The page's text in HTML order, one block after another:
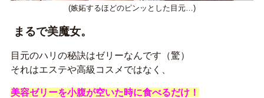
(嫉妬するほどのピンッとした目元…)
まるで美魔女。
目元のハリの秘訣はゼリーなんです（驚）
それはエステや高級コスメではなく、
美容ゼリーを小腹が空いた時に食べるだけ！